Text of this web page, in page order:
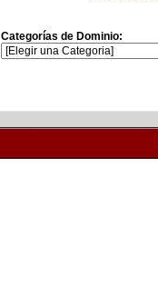
Categorías de Dominio: